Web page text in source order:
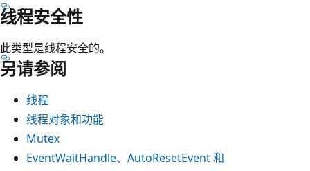
线程安全性
此类型是线程安全的。
另请参阅
线程
线程对象和功能
Mutex
EventWaitHandle、AutoResetEvent 和